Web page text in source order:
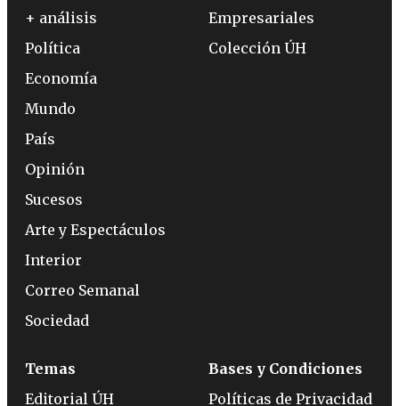
+ análisis
Política
Economía
Mundo
País
Opinión
Sucesos
Arte y Espectáculos
Interior
Correo Semanal
Sociedad
Empresariales
Colección ÚH
Temas
Editorial ÚH
Bases y Condiciones
Políticas de Privacidad